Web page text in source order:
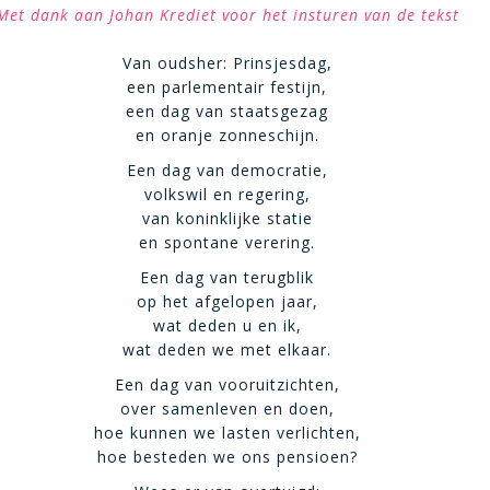
dank aan Johan Krediet voor het insturen van de tekst
Van oudsher: Prinsjesdag,
een parlementair festijn,
een dag van staatsgezag
en oranje zonneschijn.
Een dag van democratie,
volkswil en regering,
van koninklijke statie
en spontane verering.
Een dag van terugblik
op het afgelopen jaar,
wat deden u en ik,
wat deden we met elkaar.
Een dag van vooruitzichten,
over samenleven en doen,
hoe kunnen we lasten verlichten,
hoe besteden we ons pensioen?